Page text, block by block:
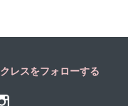
レスをフォローする